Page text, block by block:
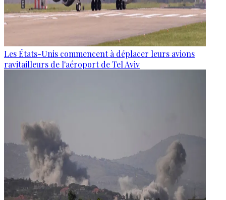
Les États-Unis commencent à déplacer leurs avions
ravitailleurs de l'aéroport de Tel Aviv